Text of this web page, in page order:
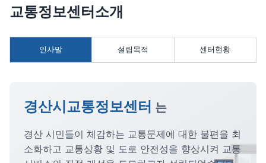
교통정보센터소개
인사말 설립목적 센터현황
경산시교통정보센터 는
경산 시민들이 체감하는 교통문제에 대한 불편을 최
소화하고 교통상황 및 도로 안전성을 향상시켜 교통